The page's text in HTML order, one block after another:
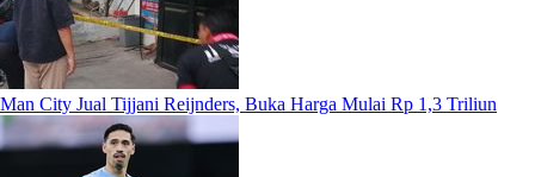
Man City Jual Tijjani Reijnders, Buka Harga Mulai Rp 1,3 Triliun